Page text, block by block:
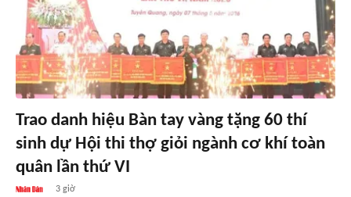
Trao danh hiệu Bàn tay vàng tặng 60 thí
sinh dự Hội thi thợ giỏi ngành cơ khí toàn
quân lần thứ VI
3 giờ